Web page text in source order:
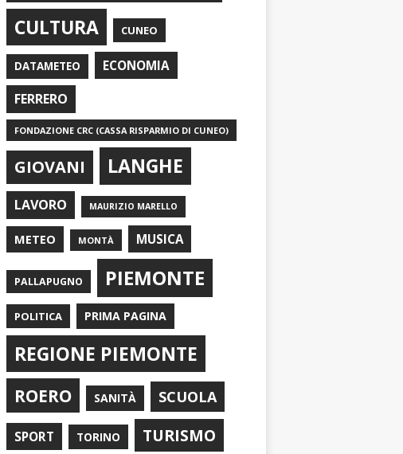
CULTURA CUNEO
DATAMETEO ECONOMIA
FERRERO
FONDAZIONE CRC (CASSA RISPARMIO DI CUNEO)
GIOVANI LANGHE
LAVORO MAURIZIO MARELLO
METEO MONTÀ MUSICA
PALLAPUGNO PIEMONTE
POLITICA PRIMA PAGINA
REGIONE PIEMONTE
ROERO SANITÀ SCUOLA
SPORT TORINO TURISMO